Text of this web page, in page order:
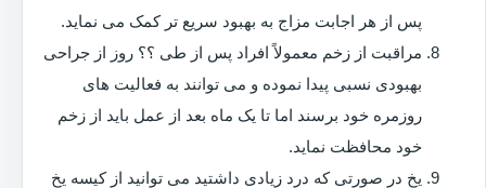
پس از هر اجابت مزاج به بهبود سریع تر کمک می نماید.
مراقبت از زخم معمولاً افراد پس از طی ؟؟ روز از جراحی
بهبودی نسبی پیدا نموده و می توانند به فعالیت های
روزمره خود برسند اما تا یک ماه بعد از عمل باید از زخم
خود محافظت نماید.
یخ در صورتی که درد زیادی داشتید می توانید از کیسه یخ